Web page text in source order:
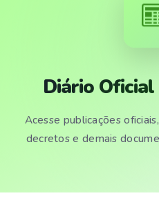
Diário
Acesse publicações
decretos e demais